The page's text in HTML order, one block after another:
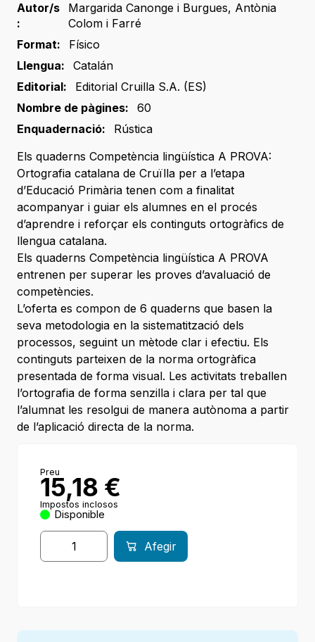
Autor/s
:
Margarida Canonge i Burgues, Antònia
Colom i Farré
Format:
Físico
Llengua:
Catalán
Editorial:
Editorial Cruilla S.A. (ES)
Nombre de pàgines:
60
Enquadernació:
Rústica
Els quaderns Competència lingüística A PROVA:
Ortografia catalana de Cruïlla per a l’etapa
d’Educació Primària tenen com a finalitat
acompanyar i guiar els alumnes en el procés
d’aprendre i reforçar els continguts ortogràfics de
llengua catalana.
Els quaderns Competència lingüística A PROVA
entrenen per superar les proves d’avaluació de
competències.
L’oferta es compon de 6 quaderns que basen la
seva metodologia en la sistematització dels
processos, seguint un mètode clar i efectiu. Els
continguts parteixen de la norma ortogràfica
presentada de forma visual. Les activitats treballen
l’ortografia de forma senzilla i clara per tal que
l’alumnat les resolgui de manera autònoma a partir
de l’aplicació directa de la norma.
Preu
15,18 €
Impostos inclosos
Disponible
Afegir